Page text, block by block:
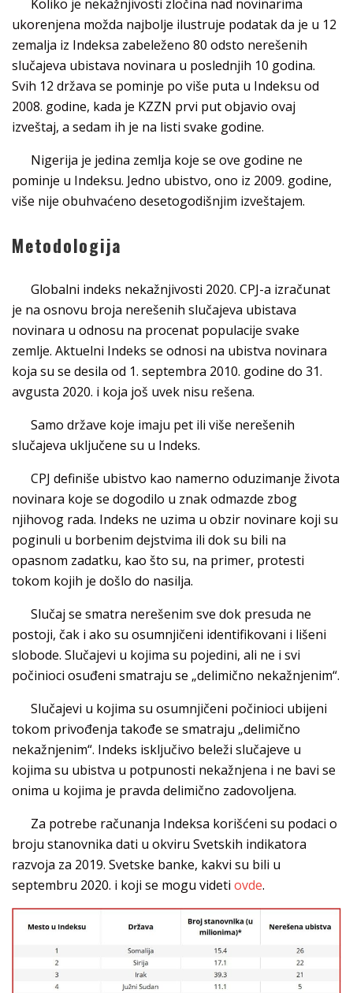
Koliko je nekažnjivosti zločina nad novinarima
ukorenjena možda najbolje ilustruje podatak da je u 12
zemalja iz Indeksa zabeleženo 80 odsto nerešenih
slučajeva ubistava novinara u poslednjih 10 godina.
Svih 12 država se pominje po više puta u Indeksu od
2008. godine, kada je KZZN prvi put objavio ovaj
izveštaj, a sedam ih je na listi svake godine.
Nigerija je jedina zemlja koje se ove godine ne
pominje u Indeksu. Jedno ubistvo, ono iz 2009. godine,
više nije obuhvaćeno desetogodišnjim izveštajem.
Metodologija
Globalni indeks nekažnjivosti 2020. CPJ-a izračunat
je na osnovu broja nerešenih slučajeva ubistava
novinara u odnosu na procenat populacije svake
zemlje. Aktuelni Indeks se odnosi na ubistva novinara
koja su se desila od 1. septembra 2010. godine do 31.
avgusta 2020. i koja još uvek nisu rešena.
Samo države koje imaju pet ili više nerešenih
slučajeva uključene su u Indeks.
CPJ definiše ubistvo kao namerno oduzimanje života
novinara koje se dogodilo u znak odmazde zbog
njihovog rada. Indeks ne uzima u obzir novinare koji su
poginuli u borbenim dejstvima ili dok su bili na
opasnom zadatku, kao što su, na primer, protesti
tokom kojih je došlo do nasilja.
Slučaj se smatra nerešenim sve dok presuda ne
postoji, čak i ako su osumnjičeni identifikovani i lišeni
slobode. Slučajevi u kojima su pojedini, ali ne i svi
počinioci osuđeni smatraju se „delimično nekažnjenim“.
Slučajevi u kojima su osumnjičeni počinioci ubijeni
tokom privođenja takođe se smatraju „delimično
nekažnjenim“. Indeks isključivo beleži slučajeve u
kojima su ubistva u potpunosti nekažnjena i ne bavi se
onima u kojima je pravda delimično zadovoljena.
Za potrebe računanja Indeksa korišćeni su podaci o
broju stanovnika dati u okviru Svetskih indikatora
razvoja za 2019. Svetske banke, kakvi su bili u
septembru 2020. i koji se mogu videti ovde.